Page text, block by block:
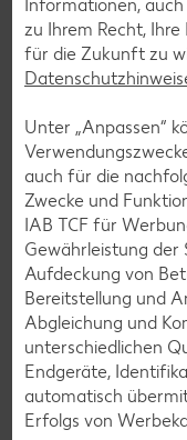
Schokokuchen-
Torten-Rezepte
Eis-Rezepte
Pfannkuchen-
Plätzchen-
Smoothie-Rezepte
Bowle-Rezepte
Cocktail-Rezepte
Avocado-Rezepte
Erdbeer-Rezepte
Blaubeer-Rezepte
Informationen,
zu Ihrem Recht,
für die Zukunft zu
Unter „Anpassen“
auch für die
Zwecke und
IAB TCF für
Gewährleistung der
Aufdeckung von
Bereitstellung und
Abgleichung und
unterschiedlichen
Endgeräte,
automatisch
Erfolgs von